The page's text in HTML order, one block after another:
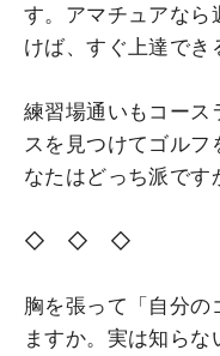
す。アマチュアなら
けば、すぐ上達でき
練習場通いもコース
スを見つけてゴル
なたはどっち派です
◇ ◇ ◇
胸を張って「自分の
ますか。実は知ら